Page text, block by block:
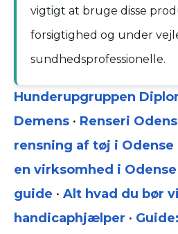
vigtigt at bruge disse
forsigtighed og under
sundhedsprofessionelle.
Hunderupgruppen
Demens • Renseri
rensning af tøj i Odense
en virksomhed i
guide • Alt hvad du bør
handicaphjælper •